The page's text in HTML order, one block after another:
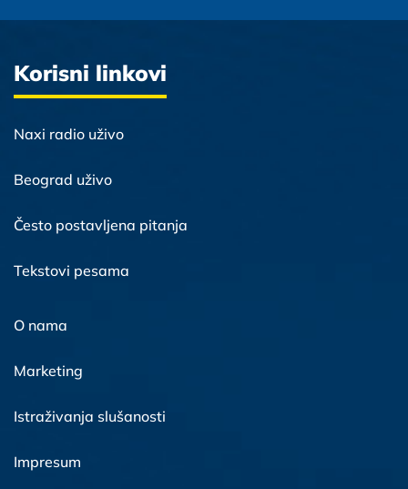
Korisni linkovi
Naxi radio uživo
Beograd uživo
Često postavljena pitanja
Tekstovi pesama
O nama
Marketing
Istraživanja slušanosti
Impresum